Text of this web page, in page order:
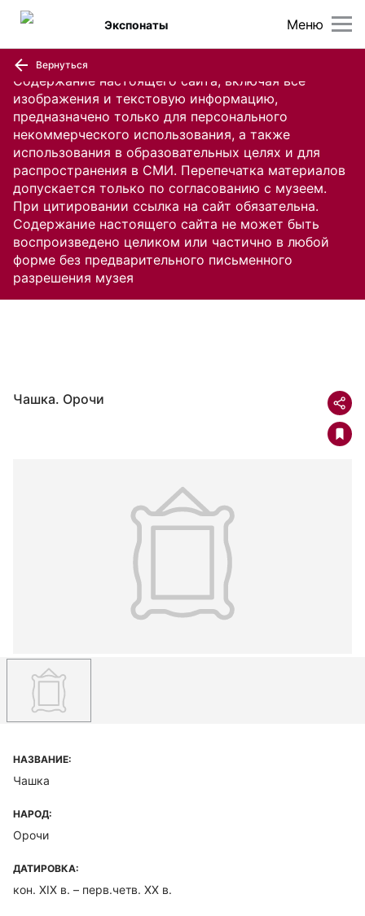
Содержание настоящего сайта, включая все
изображения и текстовую информацию,
предназначено только для персонального
некоммерческого использования, а также
использования в образовательных целях и для
распространения в СМИ. Перепечатка материалов
допускается только по согласованию с музеем.
При цитировании ссылка на сайт обязательна.
Содержание настоящего сайта не может быть
воспроизведено целиком или частично в любой
форме без предварительного письменного
разрешения музея
Меню
Экспонаты
Вернуться
Чашка. Орочи
НАЗВАНИЕ:
Чашка
НАРОД:
Орочи
ДАТИРОВКА:
кон. XIX в. – перв.четв. XX в.